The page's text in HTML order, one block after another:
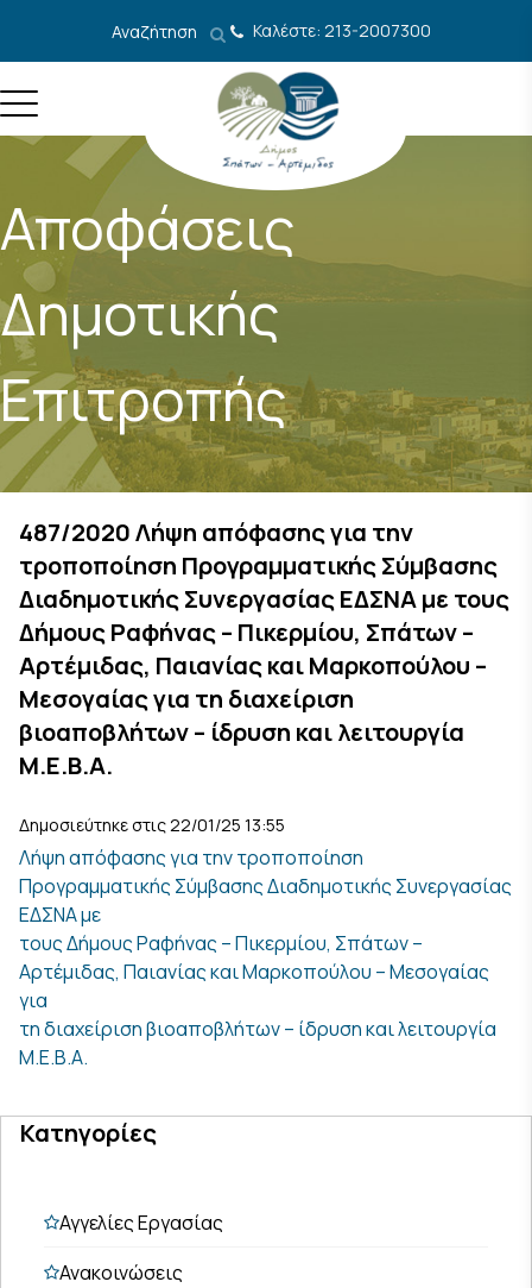
Αναζήτηση Καλέστε: 213-2007300
Αποφάσεις
Δημοτικής
Επιτροπής
487/2020 Λήψη απόφασης για την
τροποποίηση Προγραμματικής Σύμβασης
Διαδημοτικής Συνεργασίας ΕΔΣΝΑ με τους
Δήμους Ραφήνας – Πικερμίου, Σπάτων –
Αρτέμιδας, Παιανίας και Μαρκοπούλου –
Μεσογαίας για τη διαχείριση
βιοαποβλήτων – ίδρυση και λειτουργία
Μ.Ε.Β.Α.
Δημοσιεύτηκε στις 22/01/25 13:55
Λήψη απόφασης για την τροποποίηση
Προγραμματικής Σύμβασης Διαδημοτικής Συνεργασίας
ΕΔΣΝΑ με
τους Δήμους Ραφήνας – Πικερμίου, Σπάτων –
Αρτέμιδας, Παιανίας και Μαρκοπούλου – Μεσογαίας
για
τη διαχείριση βιοαποβλήτων – ίδρυση και λειτουργία
Μ.Ε.Β.Α.
Κατηγορίες
Αγγελίες Εργασίας
Ανακοινώσεις